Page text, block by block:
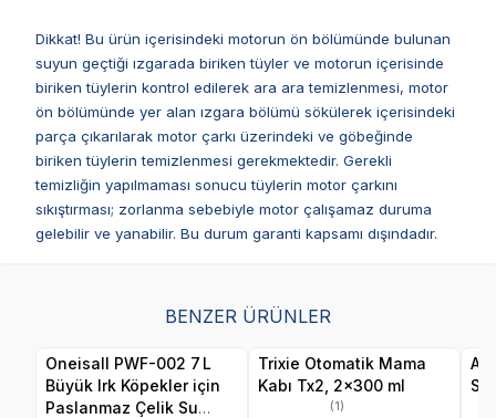
Dikkat! Bu ürün içerisindeki motorun ön bölümünde bulunan
suyun geçtiği ızgarada biriken tüyler ve motorun içerisinde
biriken tüylerin kontrol edilerek ara ara temizlenmesi, motor
ön bölümünde yer alan ızgara bölümü sökülerek içerisindeki
parça çıkarılarak motor çarkı üzerindeki ve göbeğinde
biriken tüylerin temizlenmesi gerekmektedir. Gerekli
temizliğin yapılmaması sonucu tüylerin motor çarkını
sıkıştırması; zorlanma sebebiyle motor çalışamaz duruma
gelebilir ve yanabilir. Bu durum garanti kapsamı dışındadır.
BENZER ÜRÜNLER
Oneisall PWF-002 7 L
Büyük Irk Köpekler için
Paslanmaz Çelik Su
Trixie Otomatik Mama
Kabı Tx2, 2×300 ml
(1)